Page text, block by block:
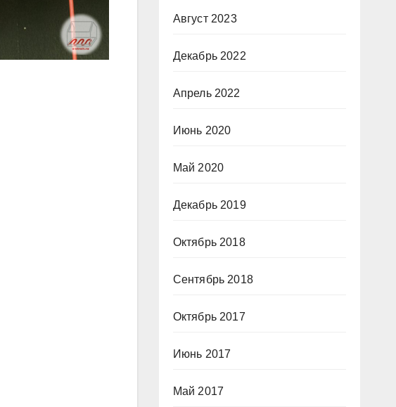
Август 2023
Декабрь 2022
Апрель 2022
Июнь 2020
Май 2020
Декабрь 2019
Октябрь 2018
Сентябрь 2018
Октябрь 2017
Июнь 2017
Май 2017